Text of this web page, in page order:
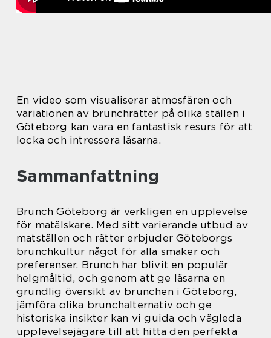
En video som visualiserar atmosfären och
variationen av brunchrätter på olika ställen i
Göteborg kan vara en fantastisk resurs för att
locka och intressera läsarna.
Sammanfattning
Brunch Göteborg är verkligen en upplevelse
för matälskare. Med sitt varierande utbud av
matställen och rätter erbjuder Göteborgs
brunchkultur något för alla smaker och
preferenser. Brunch har blivit en populär
helgmåltid, och genom att ge läsarna en
grundlig översikt av brunchen i Göteborg,
jämföra olika brunchalternativ och ge
historiska insikter kan vi guida och vägleda
upplevelsejägare till att hitta den perfekta